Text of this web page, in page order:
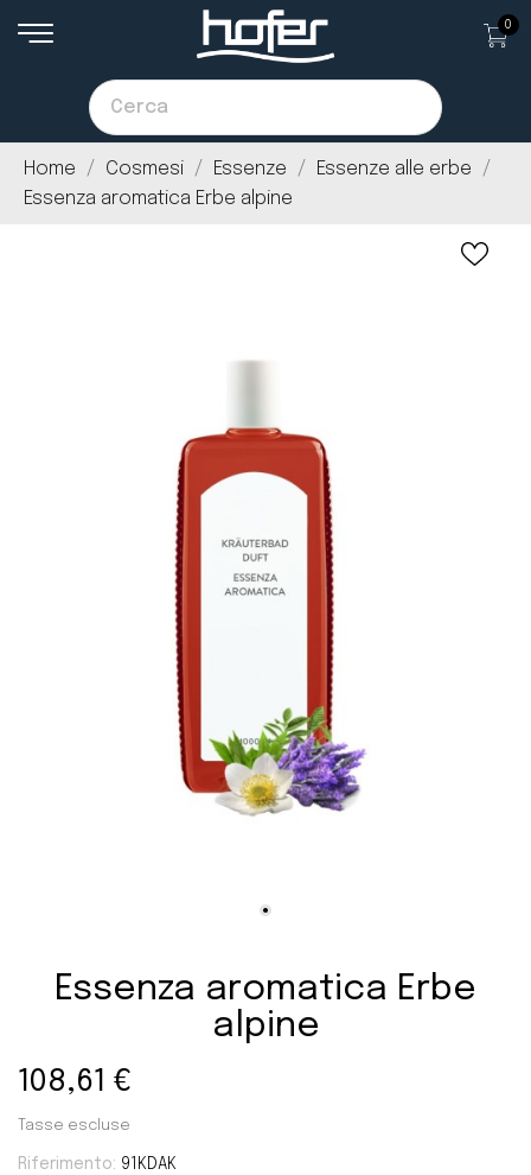
0
Home Cosmesi Essenze
Essenze alle erbe
Essenza aromatica Erbe alpine
Essenza aromatica Erbe
alpine
108,61 €
Tasse escluse
Riferimento: 91KDAK